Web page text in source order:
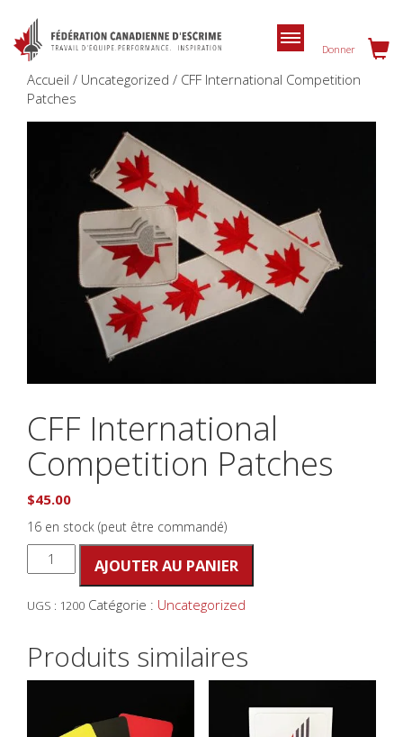
Donner
Accueil / Uncategorized / CFF International Competition
Patches
CFF International
Competition Patches
$45.00
16 en stock (peut être commandé)
quantité
de
International
Patches
AJOUTER AU PANIER
UGS : 1200 Catégorie : Uncategorized
Produits similaires